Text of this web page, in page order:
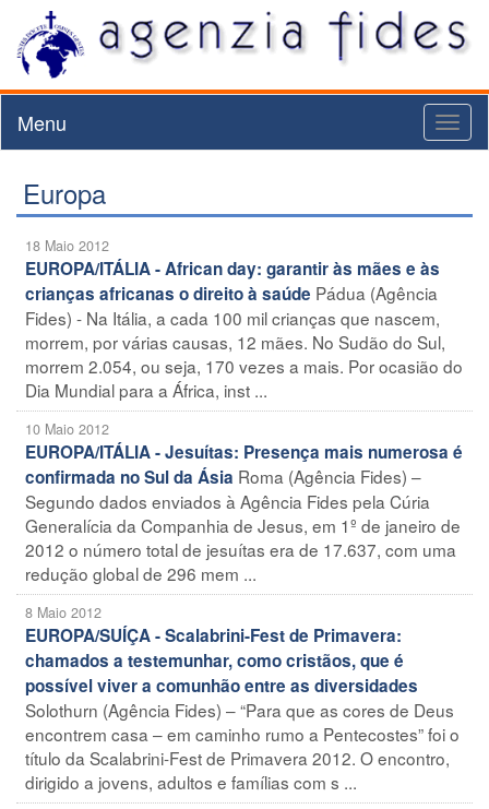
Menu
Europa
18 Maio 2012
EUROPA/ITÁLIA - African day: garantir às mães e às
crianças africanas o direito à saúde Pádua (Agência
Fides) - Na Itália, a cada 100 mil crianças que nascem,
morrem, por várias causas, 12 mães. No Sudão do Sul,
morrem 2.054, ou seja, 170 vezes a mais. Por ocasião do
Dia Mundial para a África, inst ...
10 Maio 2012
EUROPA/ITÁLIA - Jesuítas: Presença mais numerosa é
confirmada no Sul da Ásia Roma (Agência Fides) –
Segundo dados enviados à Agência Fides pela Cúria
Generalícia da Companhia de Jesus, em 1º de janeiro de
2012 o número total de jesuítas era de 17.637, com uma
redução global de 296 mem ...
8 Maio 2012
EUROPA/SUÍÇA - Scalabrini-Fest de Primavera:
chamados a testemunhar, como cristãos, que é
possível viver a comunhão entre as diversidades
Solothurn (Agência Fides) – “Para que as cores de Deus
encontrem casa – em caminho rumo a Pentecostes” foi o
título da Scalabrini-Fest de Primavera 2012. O encontro,
dirigido a jovens, adultos e famílias com s ...